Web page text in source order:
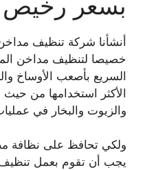
أنشأنا شركة تنظيف
خصيصا لتنظيف مداخن
السريع بأصعب الأوساخ
الأكثر استخدامها من
والزيوت والبخار في
ولكي تحافظ على نظافة
يجب أن تقوم بعمل